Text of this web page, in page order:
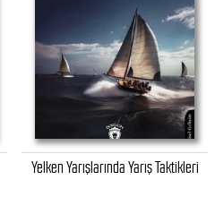
Yelken Yarışlarında Yarış Taktikleri